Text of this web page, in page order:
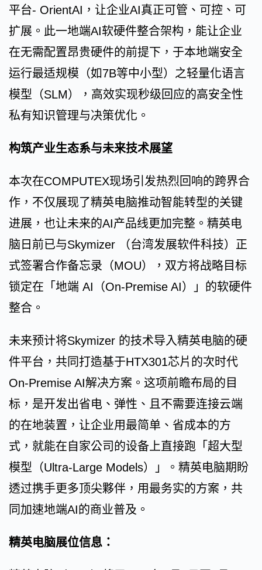
平台- OrientAI，让企业AI真正可管、可控、可
扩展。此一地端AI软硬件整合架构，能让企业
在无需配置昂贵硬件的前提下，于本地端安全
运行最适规模（如7B等中小型）之轻量化语言
模型（SLM），高效实现秒级回应的高安全性
私有知识管理与决策优化。
构筑产业生态系与未来技术展望
本次在COMPUTEX现场引发热烈回响的跨界合
作，不仅展现了精英电脑推动智能转型的关键
进展，也让未来的AI产品线更加完整。精英电
脑日前已与Skymizer （台湾发展软件科技）正
式签署合作备忘录（MOU），双方将战略目标
锁定在「地端 AI（On-Premise AI）」的软硬件
整合。
未来预计将Skymizer 的技术导入精英电脑的硬
件平台，共同打造基于HTX301芯片的次时代
On-Premise AI解决方案。这项前瞻布局的目
标，是开发出省电、弹性、且不需要连接云端
的在地装置，让企业用最简单、省成本的方
式，就能在自家公司的设备上直接跑「超大型
模型（Ultra-Large Models）」。精英电脑期盼
透过携手更多顶尖夥伴，用最务实的方案，共
同加速地端AI的商业普及。
精英电脑展位信息：